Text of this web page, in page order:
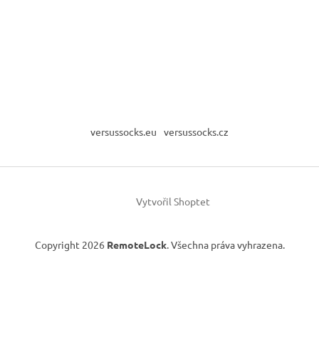
versussocks.eu versussocks.cz
Vytvořil Shoptet
Copyright 2026 RemoteLock. Všechna práva vyhrazena.